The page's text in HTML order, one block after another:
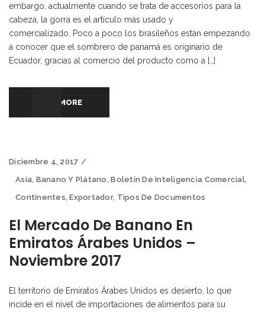
embargo, actualmente cuando se trata de accesorios para la
cabeza, la gorra es el artículo más usado y
comercializado. Poco a poco los brasileños están empezando
a conocer que el sombrero de panamá es originario de
Ecuador, gracias al comercio del producto como a […]
READ MORE
Diciembre 4, 2017
Asia, Banano Y Plátano ,Boletín De Inteligencia Comercial,
Continentes,Exportador, Tipos De Documentos
El Mercado De Banano En
Emiratos Árabes Unidos –
Noviembre 2017
El territorio de Emiratos Árabes Unidos es desierto, lo que
incide en el nivel de importaciones de alimentos para su